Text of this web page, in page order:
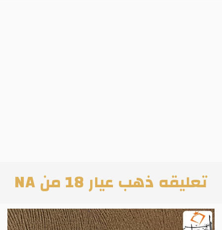
تعليقه ذهب عيار 18 من NA